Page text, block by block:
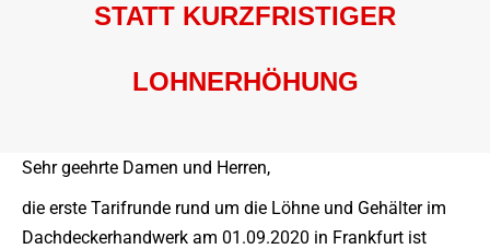
STATT KURZFRISTIGER
LOHNERHÖHUNG
Sehr geehrte Damen und Herren,
die erste Tarifrunde rund um die Löhne und Gehälter im
Dachdeckerhandwerk am 01.09.2020 in Frankfurt ist